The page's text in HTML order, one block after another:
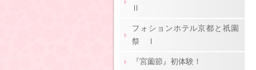
Ⅱ
フォションホテル京都と祇園
祭 Ⅰ
『宮薗節』初体験！